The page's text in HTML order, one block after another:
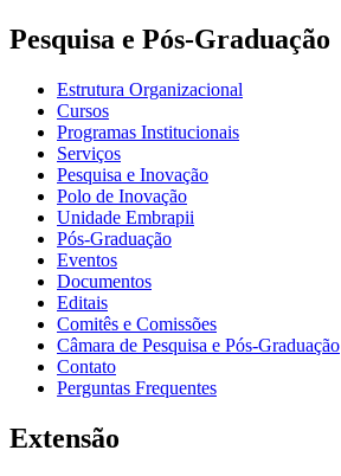
Pesquisa e Pós-Graduação
Estrutura Organizacional
Cursos
Programas Institucionais
Serviços
Pesquisa e Inovação
Polo de Inovação
Unidade Embrapii
Pós-Graduação
Eventos
Documentos
Editais
Comitês e Comissões
Câmara de Pesquisa e Pós-Graduação
Contato
Perguntas Frequentes
Extensão